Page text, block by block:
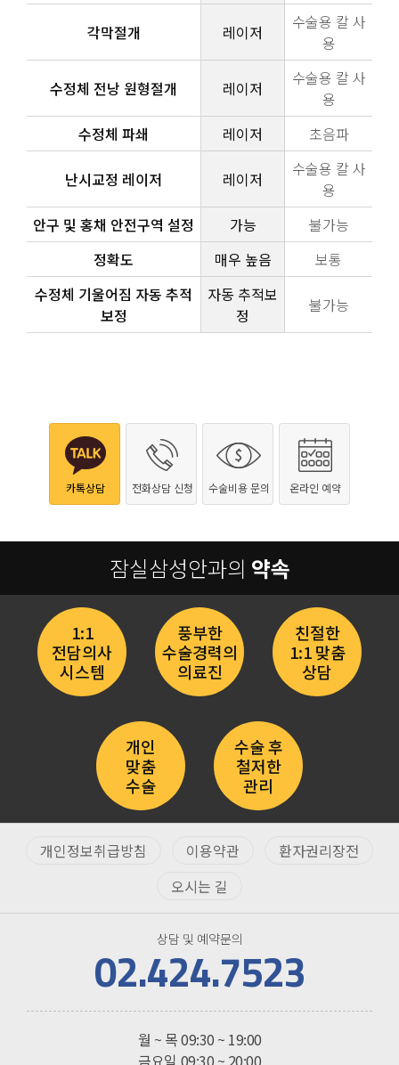
각막절개 레이저
수술용 칼 사
용
수정체 전낭 원형절개 레이저
수술용 칼 사
용
수정체 파쇄
레이저 초음파
난시교정 레이저 레이저
수술용 칼 사
용
안구 및 홍채 안전구역 설정
가능
불가능
정확도
매우 높음
보통
수정체 기울어짐 자동 추적
보정
자동 추적보
정
불가능
카톡상담 전화상담 신청 수술비용 문의 온라인 예약
잠실삼성안과의 약속
1:1
전담의사
시스템
풍부한
수술경력의
의료진
친절한
1:1 맞춤
상담
개인
맞춤
수술
수술 후
철저한
관리
개인정보취급방침 이용약관
환자권리장전
오시는 길
상담 및 예약문의
02.424.7523
진료시간
월 ~ 목09:30 ~ 19:00
금요일 09:30 ~ 20:00